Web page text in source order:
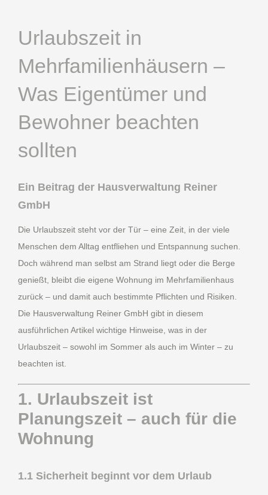
Urlaubszeit in
Mehrfamilienhäusern –
Was Eigentümer und
Bewohner beachten
sollten
Ein Beitrag der Hausverwaltung Reiner
GmbH
Die Urlaubszeit steht vor der Tür – eine Zeit, in der viele
Menschen dem Alltag entfliehen und Entspannung suchen.
Doch während man selbst am Strand liegt oder die Berge
genießt, bleibt die eigene Wohnung im Mehrfamilienhaus
zurück – und damit auch bestimmte Pflichten und Risiken.
Die Hausverwaltung Reiner GmbH gibt in diesem
ausführlichen Artikel wichtige Hinweise, was in der
Urlaubszeit – sowohl im Sommer als auch im Winter – zu
beachten ist.
1. Urlaubszeit ist
Planungszeit – auch für die
Wohnung
1.1 Sicherheit beginnt vor dem Urlaub